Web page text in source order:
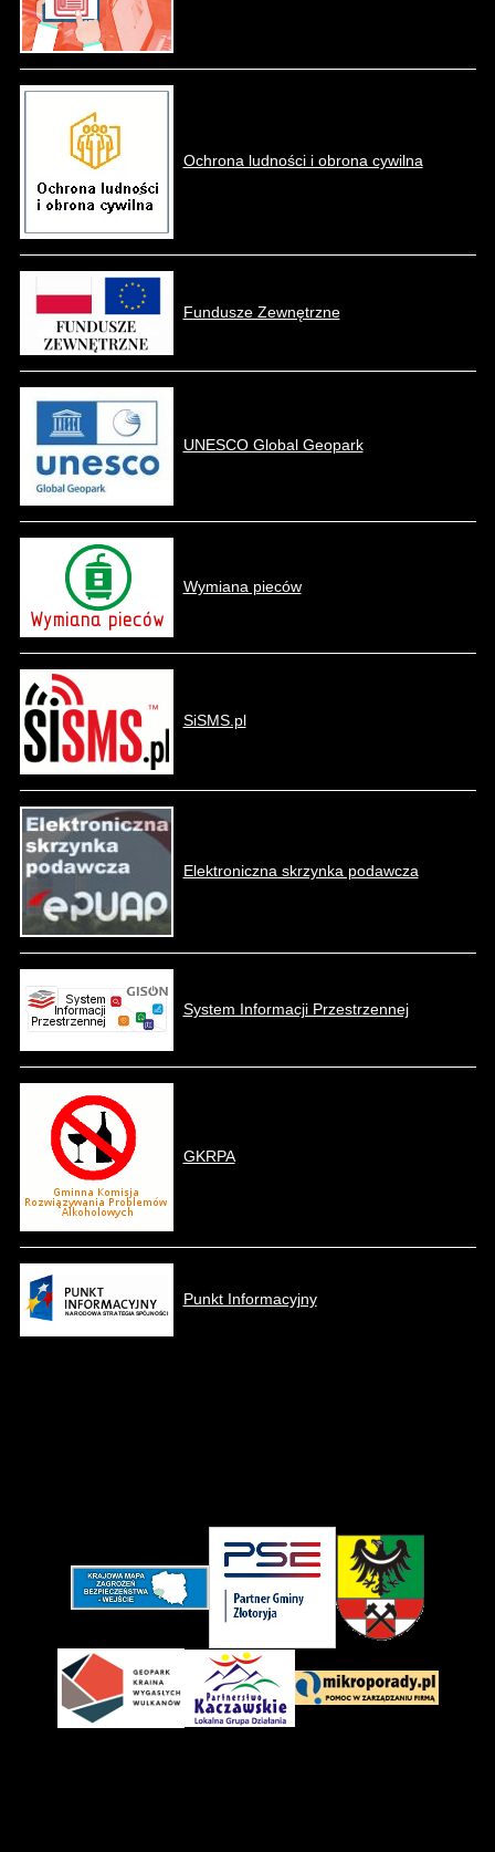
Ochrona ludności i obrona cywilna
Fundusze Zewnętrzne
UNESCO Global Geopark
Wymiana pieców
SiSMS.pl
Elektroniczna skrzynka podawcza
System Informacji Przestrzennej
GKRPA
Punkt Informacyjny